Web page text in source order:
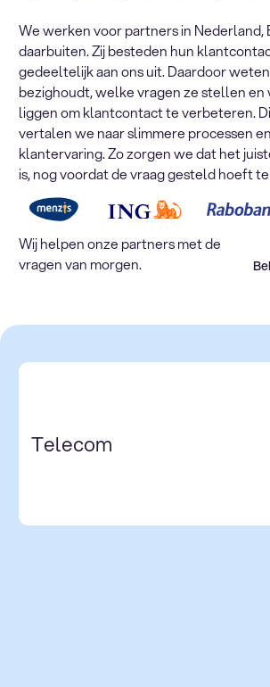
We werken voor partners in Nederland,
daarbuiten. Zij besteden hun
gedeeltelijk aan ons uit. Daardoor
bezighoudt, welke vragen ze stellen en
liggen om klantcontact te verbeteren.
vertalen we naar slimmere processen
klantervaring. Zo zorgen we dat het
is, nog voordat de vraag gesteld hoeft
Wij helpen onze partners met de
vragen van morgen.
Telecom